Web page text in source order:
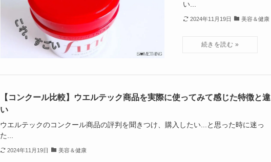
い...
2024年11月19日 美容＆健康
【コンクール比較】ウエルテック商品を実際に使ってみて感じた特徴と違
い
ウエルテックのコンクール商品の評判を聞きつけ、購入したい...と思った時に迷っ
た...
2024年11月19日 美容＆健康